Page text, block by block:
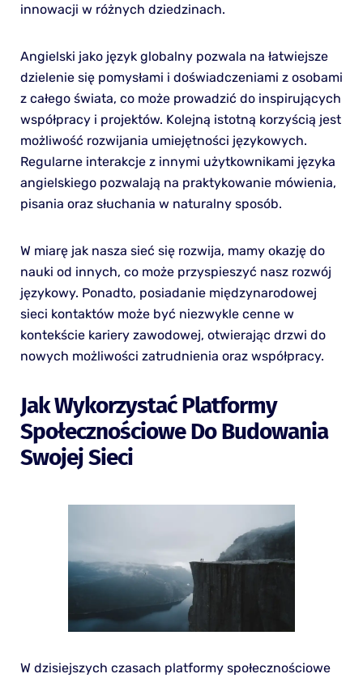
innowacji w różnych dziedzinach.
Angielski jako język globalny pozwala na łatwiejsze
dzielenie się pomysłami i doświadczeniami z osobami
z całego świata, co może prowadzić do inspirujących
współpracy i projektów. Kolejną istotną korzyścią jest
możliwość rozwijania umiejętności językowych.
Regularne interakcje z innymi użytkownikami języka
angielskiego pozwalają na praktykowanie mówienia,
pisania oraz słuchania w naturalny sposób.
W miarę jak nasza sieć się rozwija, mamy okazję do
nauki od innych, co może przyspieszyć nasz rozwój
językowy. Ponadto, posiadanie międzynarodowej
sieci kontaktów może być niezwykle cenne w
kontekście kariery zawodowej, otwierając drzwi do
nowych możliwości zatrudnienia oraz współpracy.
Jak Wykorzystać Platformy
Społecznościowe Do Budowania
Swojej Sieci
W dzisiejszych czasach platformy społecznościowe